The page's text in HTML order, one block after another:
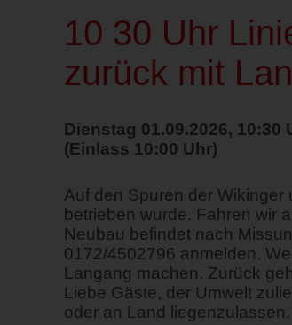
10 30 Uhr
zurück mit
Dienstag 01.09.2026, 10:30
(Einlass 10:00 Uhr)
Auf den Spuren der
betrieben wurde. Fahren wir
Neubau befindet nach
0172/4502796 anmelden.
Langang machen. Zurück
Liebe Gäste, der Umwelt
oder an Land